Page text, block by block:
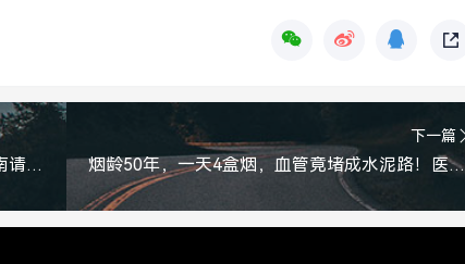
雷暴大风与特大暴雨双重来袭！紧急避险指南请查收，雷暴大风与特大暴雨双重来袭！紧急避险指南请查收
下一篇
烟龄50年，一天4盒烟，血管竟堵成水泥路！医生叹气，这谁顶得住？烟龄50年一天4盒，血管竟堵成水泥路！医生叹气，这谁顶得住？